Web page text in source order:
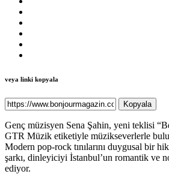
veya linki kopyala
Kopyala
Genç müzisyen Sena Şahin, yeni teklisi
GTR Müzik etiketiyle müzikseverlerle
Modern pop-rock tınılarını duygusal bir
şarkı, dinleyiciyi İstanbul’un romantik ve
ediyor.